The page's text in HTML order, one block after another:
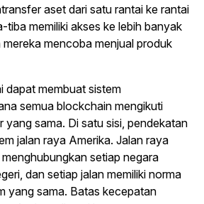
aset dari satu rantai ke rantai
tiba memiliki akses ke lebih banyak
mencoba menjual produk
dapat membuat sistem
semua blockchain mengikuti
yang sama. Di satu sisi, pendekatan
jalan raya Amerika. Jalan raya
setiap negara
dan setiap jalan memiliki norma
yang sama. Batas kecepatan